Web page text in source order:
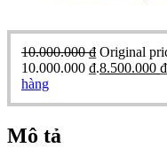
10.000.000₫ Original
10.000.000 ₫.8.500.000 ₫
hàng
Mô tả